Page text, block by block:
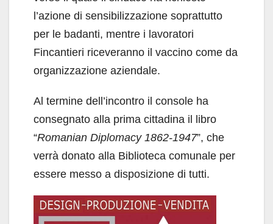
l’azione di sensibilizzazione soprattutto
per le badanti, mentre i lavoratori
Fincantieri riceveranno il vaccino come da
organizzazione aziendale.
Al termine dell’incontro il console ha
consegnato alla prima cittadina il libro
“Romanian Diplomacy 1862-1947”, che
verrà donato alla Biblioteca comunale per
essere messo a disposizione di tutti.